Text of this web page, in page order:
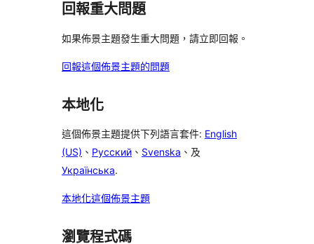
回報重大問題
如果佈景主題發生重大問題，請立即回報。
回報這個佈景主題的問題
本地化
這個佈景主題提供下列語言套件: English
(US) 、 Русский 、 Svenska 、及
Українська.
本地化這個佈景主題
瀏覽程式碼